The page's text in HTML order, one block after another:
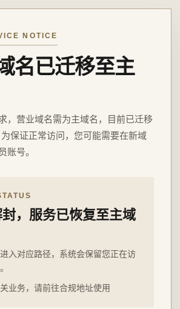
NOTICE
名已迁移至主
，营业域名需为主域名，目前已迁移
保证正常访问，您可能需要在新域
账号。
，服务已恢复至主域
入对应路径，系统会保留您正在访
业务，请前往合规地址使用